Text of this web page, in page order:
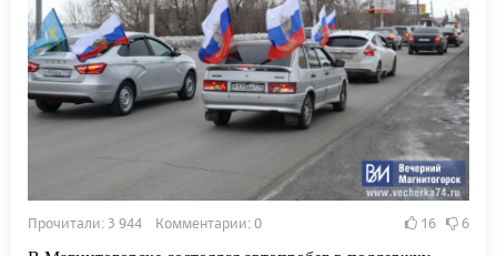
Прочитали: 3 944 Комментарии: 0 16 6